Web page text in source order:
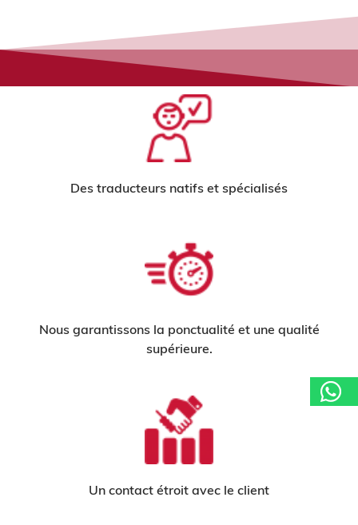
Des traducteurs natifs et spécialisés
Nous garantissons la ponctualité et une qualité
supérieure.
Un contact étroit avec le client